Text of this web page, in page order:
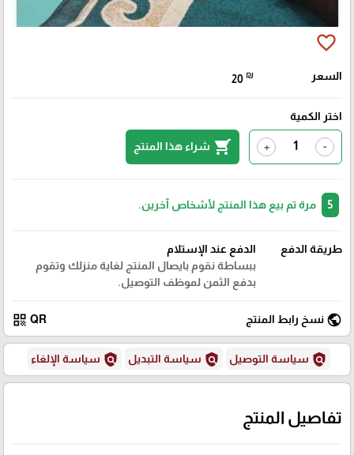
favorite_border
السعر 20 ₪
اختر الكمية
-
+
shopping_cart شراء هذا المنتج
مرة تم بيع هذا المنتج لأشخاص آخرين.
طريقة الدفع
الدفع عند الإستلام
ببساطة نقوم بايصال المنتج لغاية منزلك وتقوم
بدفع الثمن لموظف التوصيل.
public نسخ رابط المنتج QR
qr_code
policy سياسة التوصيل policy سياسة التبديل policy سياسة الإلغاء
تفاصيل المنتج